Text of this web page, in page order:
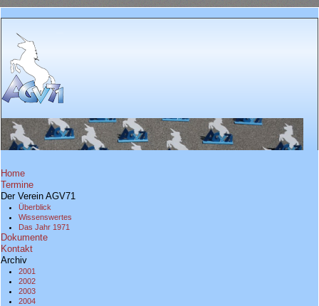
Home
Termine
Der Verein AGV71
Überblick
Wissenswertes
Das Jahr 1971
Dokumente
Kontakt
Archiv
2001
2002
2003
2004